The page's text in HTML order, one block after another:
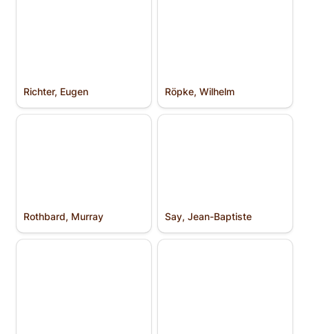
Richter, Eugen Röpke, Wilhelm
Rothbard, Murray
Rothbard, Murray
Say, Jean-Baptiste
Say, Jean-Baptiste
Scholastik Schule von Salamanca